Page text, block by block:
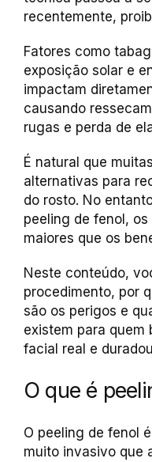
recentemente,
Fatores como
exposição solar e
impactam
causando
rugas e perda de
É natural que
alternativas para
do rosto. No
peeling de fenol,
maiores que os
Neste conteúdo,
procedimento, por
são os perigos e
existem para quem
facial real e
O que é
O peeling de fenol
muito invasivo que